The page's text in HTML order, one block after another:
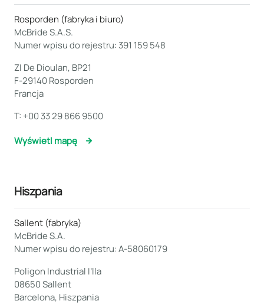
Rosporden (fabryka i biuro)
McBride S.A.S.
Numer wpisu do rejestru: 391 159 548
ZI De Dioulan, BP21
F-29140 Rosporden
Francja
T: +00 33 29 866 9500
Wyświetl mapę
Hiszpania
Sallent (fabryka)
McBride S.A.
Numer wpisu do rejestru: A-58060179
Poligon Industrial I’lla
08650 Sallent
Barcelona, Hiszpania